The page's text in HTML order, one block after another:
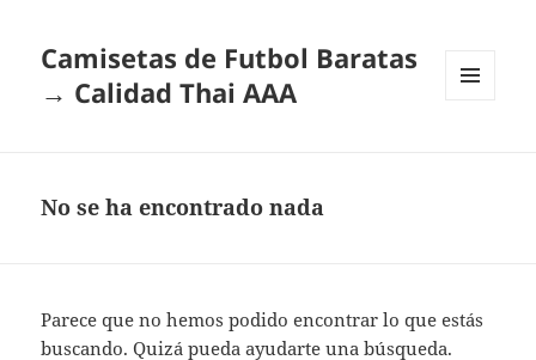
Camisetas de Futbol Baratas
→ Calidad Thai AAA
No se ha encontrado nada
Parece que no hemos podido encontrar lo que estás
buscando. Quizá pueda ayudarte una búsqueda.